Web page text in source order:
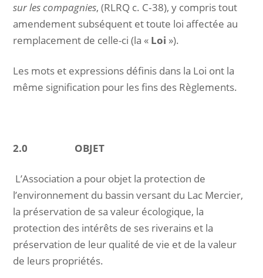
sur les compagnies, (RLRQ c. C‑38), y compris tout
amendement subséquent et toute loi affectée au
remplacement de celle-ci (la « Loi »).
Les mots et expressions définis dans la Loi ont la
même signification pour les fins des Règlements.
2.0 OBJET
L’Association a pour objet la protection de
l’environnement du bassin versant du Lac Mercier,
la préservation de sa valeur écologique, la
protection des intérêts de ses riverains et la
préservation de leur qualité de vie et de la valeur
de leurs propriétés.